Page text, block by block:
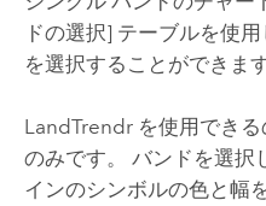
ドの選択] テーブルを使
を選択することができます
LandTrendr を使用でき
のみです。 バンドを選択
インのシンボルの色と幅